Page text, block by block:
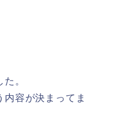
。
容が決まってま